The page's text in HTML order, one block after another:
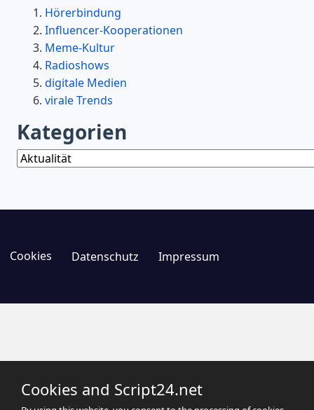
Hörerbindung
Influencer-Kooperationen
Meme-Kultur
Radioshows
digitale Medien
virale Trends
Kategorien
Kategorien
Cookies Datenschutz Impressum
Cookies and Script24.net